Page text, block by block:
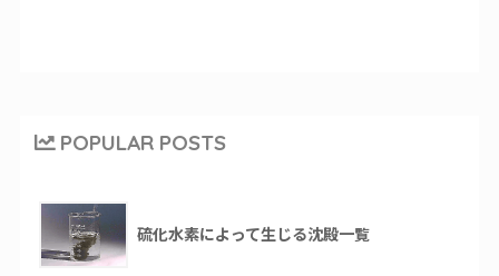
POPULAR POSTS
硫化水素によって生じる沈殿一覧